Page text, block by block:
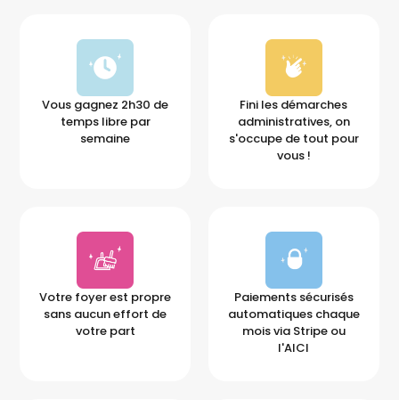
Vous gagnez 2h30 de
temps libre par
semaine
Fini les démarches
administratives, on
s'occupe de tout pour
vous !
Votre foyer est propre
sans aucun effort de
votre part
Paiements sécurisés
automatiques chaque
mois via Stripe ou
l'AICI